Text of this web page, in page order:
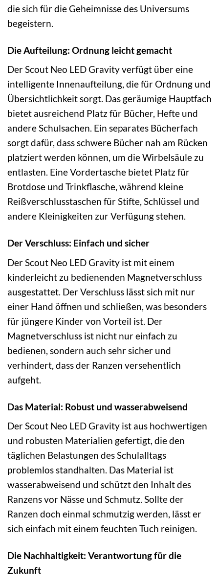
die sich für die Geheimnisse des Universums
begeistern.
Die Aufteilung: Ordnung leicht gemacht
Der Scout Neo LED Gravity verfügt über eine
intelligente Innenaufteilung, die für Ordnung und
Übersichtlichkeit sorgt. Das geräumige Hauptfach
bietet ausreichend Platz für Bücher, Hefte und
andere Schulsachen. Ein separates Bücherfach
sorgt dafür, dass schwere Bücher nah am Rücken
platziert werden können, um die Wirbelsäule zu
entlasten. Eine Vordertasche bietet Platz für
Brotdose und Trinkflasche, während kleine
Reißverschlusstaschen für Stifte, Schlüssel und
andere Kleinigkeiten zur Verfügung stehen.
Der Verschluss: Einfach und sicher
Der Scout Neo LED Gravity ist mit einem
kinderleicht zu bedienenden Magnetverschluss
ausgestattet. Der Verschluss lässt sich mit nur
einer Hand öffnen und schließen, was besonders
für jüngere Kinder von Vorteil ist. Der
Magnetverschluss ist nicht nur einfach zu
bedienen, sondern auch sehr sicher und
verhindert, dass der Ranzen versehentlich
aufgeht.
Das Material: Robust und wasserabweisend
Der Scout Neo LED Gravity ist aus hochwertigen
und robusten Materialien gefertigt, die den
täglichen Belastungen des Schulalltags
problemlos standhalten. Das Material ist
wasserabweisend und schützt den Inhalt des
Ranzens vor Nässe und Schmutz. Sollte der
Ranzen doch einmal schmutzig werden, lässt er
sich einfach mit einem feuchten Tuch reinigen.
Die Nachhaltigkeit: Verantwortung für die
Zukunft